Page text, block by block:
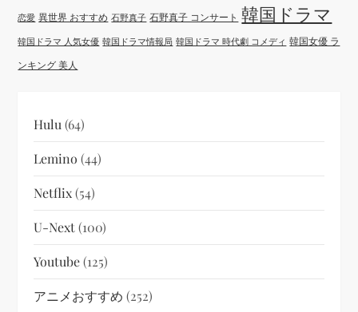
恋愛 異世界 おすすめ 石野真子 石野真子 コンサート 韓国ドラマ
韓国ドラマ 人気女優 韓国ドラマ情報局 韓国ドラマ 時代劇 コメディ 韓国女優 ラ
ンキング 美人
Hulu (64)
Lemino (44)
Netflix(54)
U-Next(100)
Youtube(125)
アニメおすすめ (252)